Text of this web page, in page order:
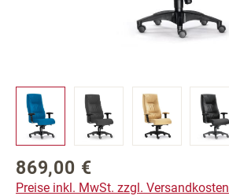
Regulärer Preis:
869,00 €
Preise inkl. MwSt. zzgl. Versandkosten